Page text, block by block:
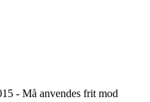
- Må anvendes frit mod